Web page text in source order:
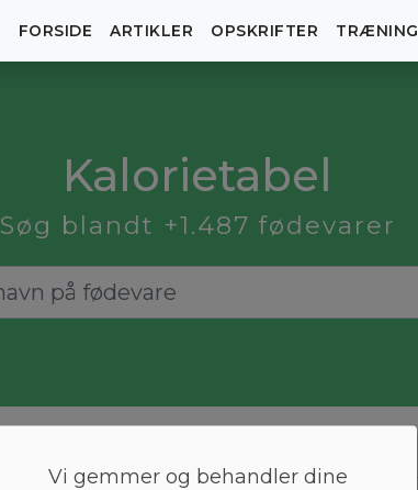
FORSIDE ARTIKLER OPSKRIFTER TRÆNING
Kalorietabel
Søg blandt +1.487 fødevarer
Vi gemmer og behandler dine